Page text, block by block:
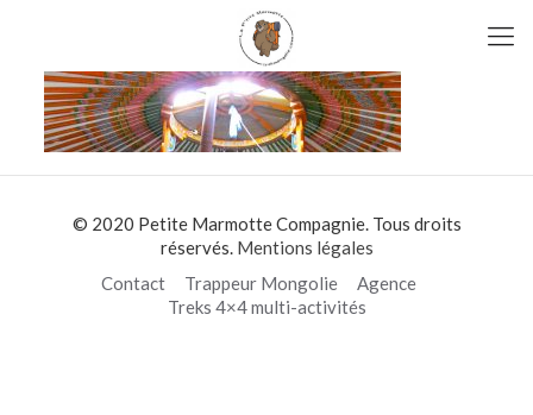
© 2020 Petite Marmotte Compagnie. Tous droits
réservés. Mentions légales
Contact
Trappeur Mongolie
Agence
Treks 4×4 multi-activités